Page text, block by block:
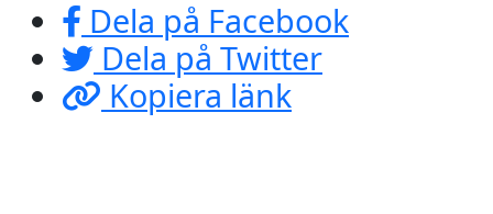
Dela på Facebook
Dela på Twitter
Kopiera länk